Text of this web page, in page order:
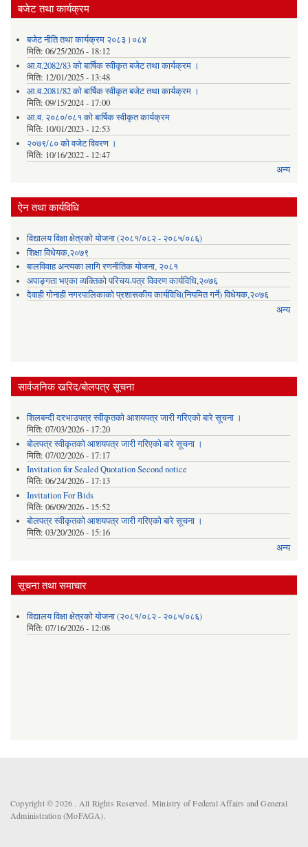
बजेट तथा कार्यक्रम
बजेट नीति तथा कार्यक्रम २०८३।०८४
मिति: 06/25/2026 - 18:12
आ.व.2082/83 को बार्षिक स्वीकृत बजेट तथा कार्यक्रम ।
मिति: 12/01/2025 - 13:48
आ.व.2081/82 को बार्षिक स्वीकृत बजेट तथा कार्यक्रम ।
मिति: 09/15/2024 - 17:00
आ.व. २०८०/०८१ को बार्षिक स्वीकृत कार्यक्रम
मिति: 10/01/2023 - 12:53
२०७९/८० को वजेट विवरण ।
मिति: 10/16/2022 - 12:47
अन्य
ऐन तथा कार्यविधि
विद्यालय विक्षा क्षेत्रको योजना (२०८१/०८२ - २०८५/०८६)
शिक्षा विधेयक,२०७९
बालविवाह अन्त्यका लागि रणनीतिक योजना, २०८१
अपाङ्गता भएका व्यक्तिको परिचय-पत्र विवरण कार्यविधि,२०७६
देवाही गोनाही नगरपालिकाको प्रशासकीय कार्यविधि(नियमित गर्ने) विधेयक,२०७६
अन्य
सार्वजनिक खरिद/बोलपत्र सूचना
शिलबन्दी दरभाउपत्र स्वीकृतको आशयपत्र जारी गरिएको बारे सूचना ।
मिति: 07/03/2026 - 17:20
बोलपत्र स्वीकृतको आशयपत्र जारी गरिएको बारे सूचना ।
मिति: 07/02/2026 - 17:17
Invitation for Sealed Quotation Second notice
मिति: 06/24/2026 - 17:13
Invitation For Bids
मिति: 06/09/2026 - 15:52
बोलपत्र स्वीकृतको आशयपत्र जारी गरिएको बारे सूचना ।
मिति: 03/20/2026 - 15:16
अन्य
सूचना तथा समाचार
विद्यालय विक्षा क्षेत्रको योजना (२०८१/०८२ - २०८५/०८६)
मिति: 07/16/2026 - 12:08
Copyright © 2026 . All Rights Reserved. Ministry of Federal Affairs and General
Administration (MoFAGA).